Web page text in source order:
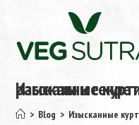
Изысканные куртизанки:
> Blog > Изысканные